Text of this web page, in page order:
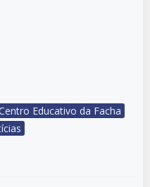
Educativo da Facha